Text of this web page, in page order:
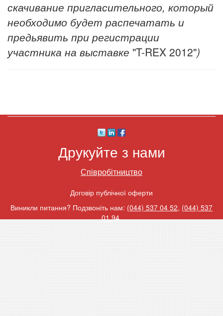
скачивание пригласительного, который
необходимо будет распечатать и
предьявить при регистрации
участника на выставке "T-REX 2012")
Друкуйте з нами
Співробітництво
Договір публічної оферти
Виникли питання? Подзвоніть нам: (044) 537 04 52, (044) 537
01 94.